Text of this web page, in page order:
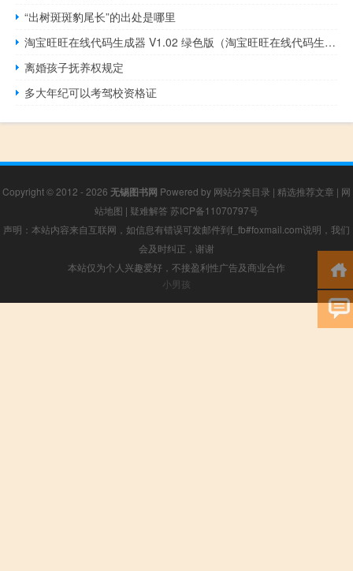
“出树斑斑豹尾长”的出处是哪里
淘宝旺旺在线代码生成器 V1.02 绿色版（淘宝旺旺在线代码生成器 V1.02 绿色版功能简介）
离婚孩子抚养权规定
多大年纪可以考驾校资格证
Copyright © 2012 - 2026 无锡图书网 Powered by 网站分类目录 | 精选推荐文章 | 网
站地图 | 疑难解答 苏ICP备11070797号
声明：本站内容来自互联网，如信息有错误可发邮件到f_fb#foxmail.com说明，我们
会及时纠正，谢谢
本站仅为个人兴趣爱好，不接盈利性广告及商业合作
小男孩